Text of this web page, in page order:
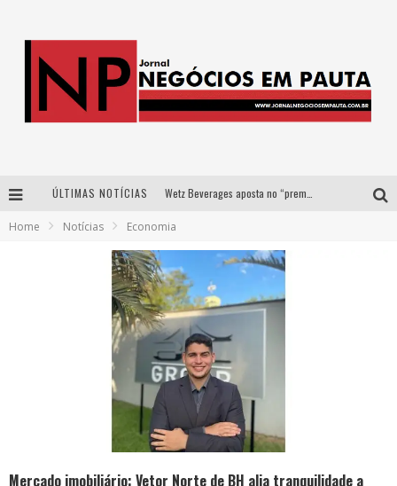
ÚLTIMAS NOTÍCIAS
Home Notícias Economia
Mercado imobiliário: Vetor Norte de BH alia tranquilidade a